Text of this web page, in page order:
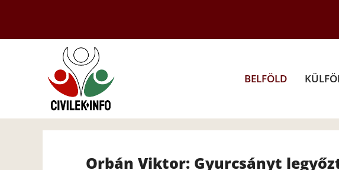
tartalomba
BELFÖLD
Orbán Viktor: Gyurcsányt